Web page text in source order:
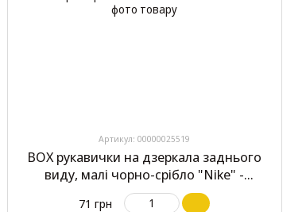
Артикул: 00000025519
BOX рукавички на дзеркала заднього
виду, малі чорно-срібло "Nike" -
"Adidas"
71 грн